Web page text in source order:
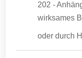
202 -
wirksames
oder durch